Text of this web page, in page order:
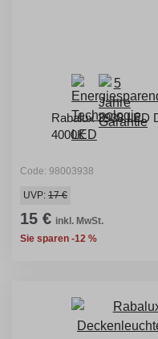
Rabalux 3938 LED
4000K
Code: 98003938
UVP: 17 €
15 € inkl. MwSt.
Sie sparen -12 %